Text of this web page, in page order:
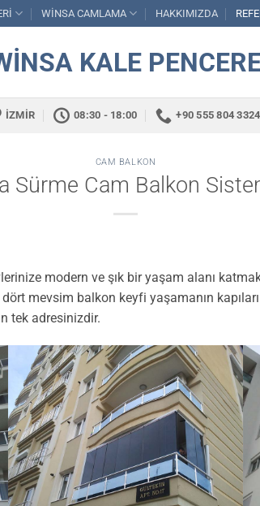
WİNSA CAMLAMA HAKKIMIZDA
KALE
İZMIR 08:30 - 18:00 +90 555 804 3324
CAM BALKON
Sürme Cam Balkon
modern ve şık bir yaşam alanı
mevsim balkon keyfi yaşamanın
tek adresinizdir.